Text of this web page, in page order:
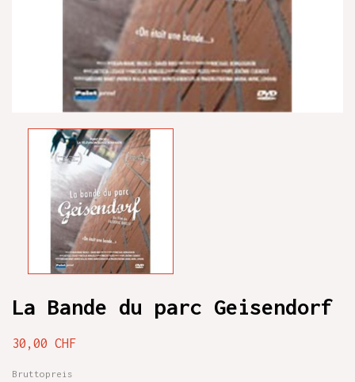
La Bande du parc Geisendorf
30,00 CHF
Bruttopreis